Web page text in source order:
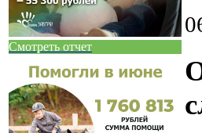
Смотреть отчет